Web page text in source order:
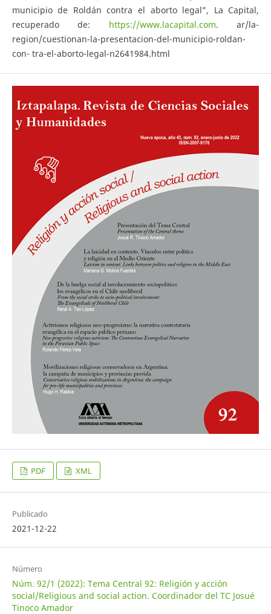
municipio de Roldán contra el aborto legal”, La Capital,
recuperado de: https://www.lacapital.com. ar/la-
region/cuestionan-la-presentacion-del-municipio-roldan-
con- tra-el-aborto-legal-n2641984.html
PDF XML
Publicado
2021-12-22
Número
Núm. 92/1 (2022): Tema Central 92: Religión y acción
social/Religious and social action. Coordinador del TC Josué
Tinoco Amador